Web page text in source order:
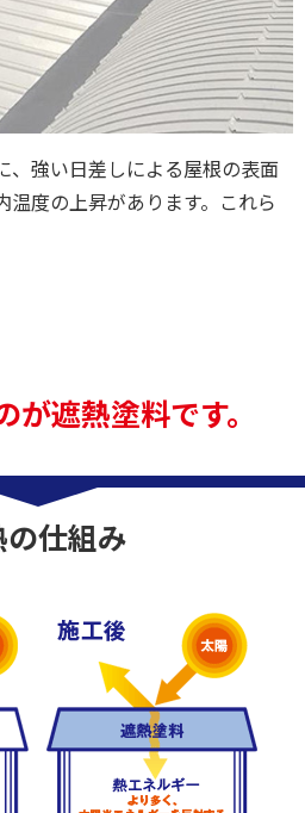
、強い日差しによる屋根の表面
温度の上昇があります。これら
遮熱塗料です。
仕組み